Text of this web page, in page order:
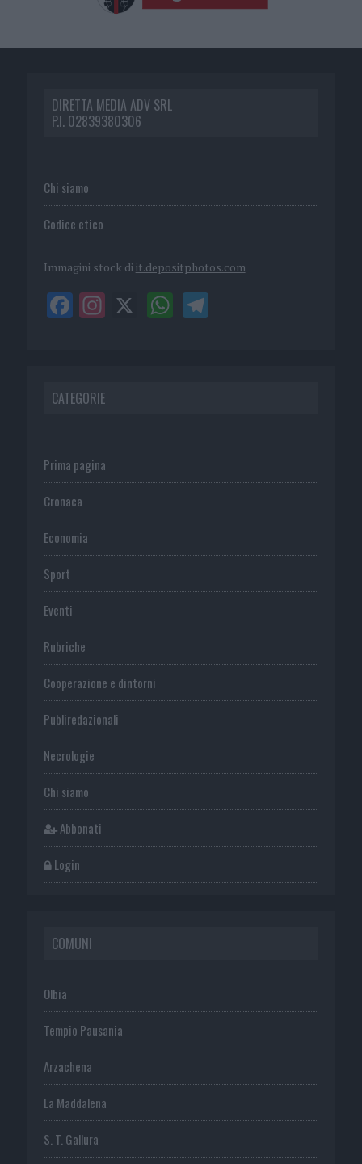
DIRETTA MEDIA ADV SRL
P.I. 02839380306
Chi siamo
Codice etico
Immagini stock di it.depositphotos.com
CATEGORIE
Prima pagina
Cronaca
Economia
Sport
Eventi
Rubriche
Cooperazione e dintorni
Publiredazionali
Necrologie
Chi siamo
Abbonati
Login
COMUNI
Olbia
Tempio Pausania
Arzachena
La Maddalena
S. T. Gallura